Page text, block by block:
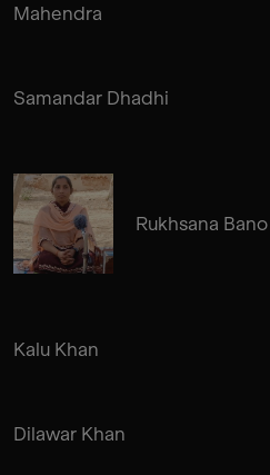
Mahendra
Samandar Dhadhi
Rukhsana Bano
Kalu Khan
Dilawar Khan